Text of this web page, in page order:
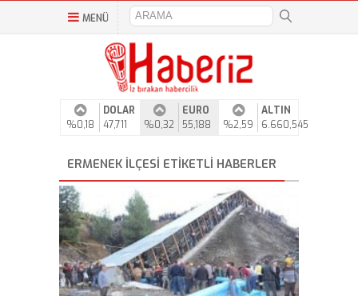
MENÜ
%0,18
DOLAR
47,711
%0,32
EURO
55,188
%2,59
ALTIN
6.660,545
ERMENEK İLÇESI ETIKETLI HABERLER